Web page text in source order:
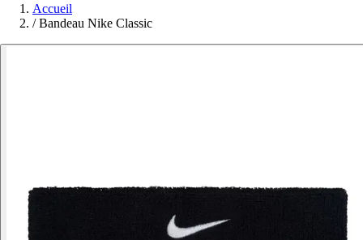
Accueil
/ Bandeau Nike Classic